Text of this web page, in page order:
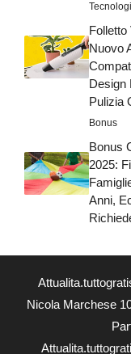
Nuovo
Design
Pulizia
Bonus
Bonus
2025:
Anni,
Nicola Marchese